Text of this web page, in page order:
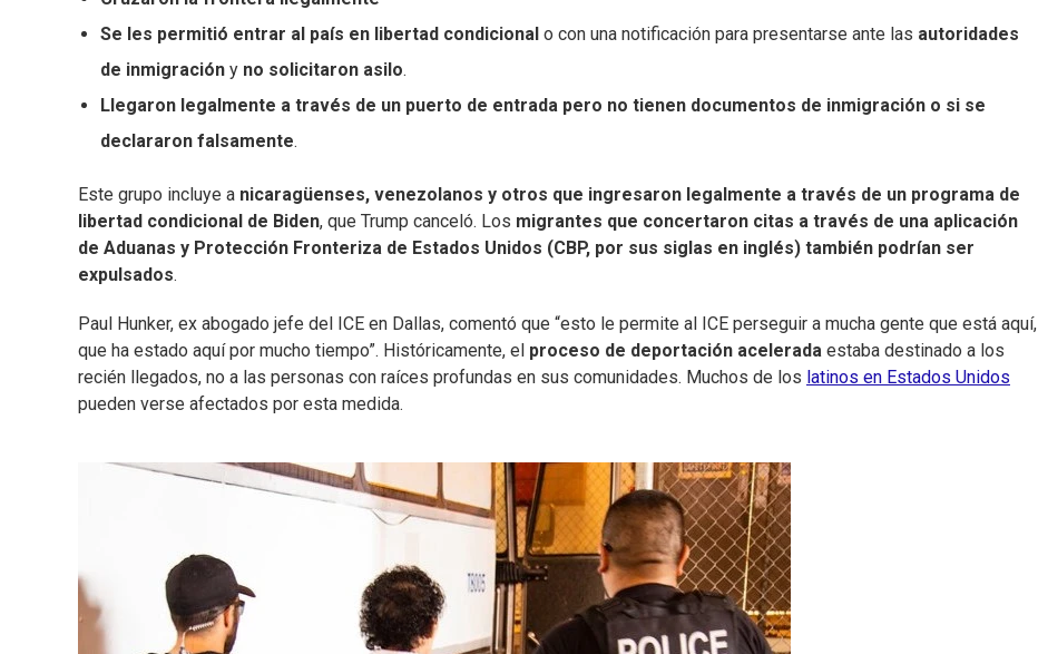
Se les permitió entrar al país en libertad condicional o con una notificación para presentarse ante las autoridades
de inmigración y no solicitaron asilo.
Llegaron legalmente a través de un puerto de entrada pero no tienen documentos de inmigración o si se
declararon falsamente.
Este grupo incluye a nicaragüenses, venezolanos y otros que ingresaron legalmente a través de un programa de
libertad condicional de Biden, que Trump canceló. Los migrantes que concertaron citas a través de una aplicación
de Aduanas y Protección Fronteriza de Estados Unidos (CBP, por sus siglas en inglés) también podrían ser
expulsados.
Paul Hunker, ex abogado jefe del ICE en Dallas, comentó que “esto le permite al ICE perseguir a mucha gente que está aquí,
que ha estado aquí por mucho tiempo”. Históricamente, el proceso de deportación acelerada estaba destinado a los
recién llegados, no a las personas con raíces profundas en sus comunidades. Muchos de los latinos en Estados Unidos
pueden verse afectados por esta medida.